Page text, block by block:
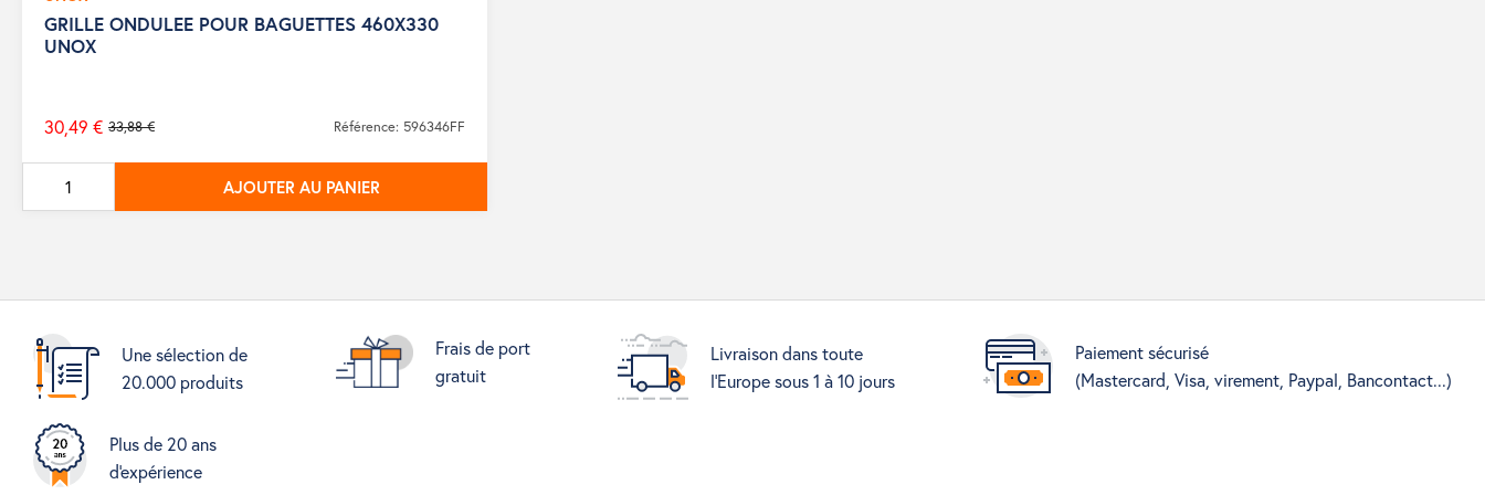
GRILLE ONDULEE POUR BAGUETTES 460X330
UNOX
Prix
de
base
33,88 €
30,49 € Référence: 596346FF
AJOUTER AU PANIER
Une sélection de
20.000 produits
Frais de port
gratuit
Livraison dans toute
l'Europe sous 1 à 10 jours
Paiement sécurisé
(Mastercard, Visa, virement, Paypal, Bancontact...)
Plus de 20 ans
d'expérience